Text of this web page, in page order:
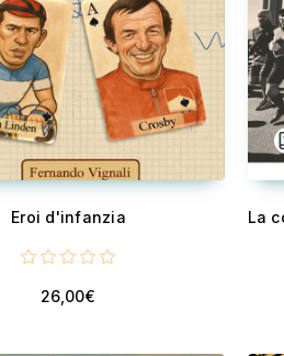
Eroi d'infanzia
26,00€